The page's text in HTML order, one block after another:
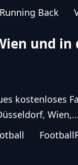
Running Back
und in
kostenloses